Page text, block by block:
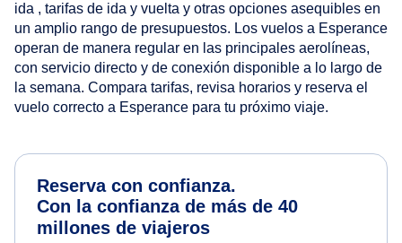
ida , tarifas de ida y vuelta y otras opciones asequibles en
un amplio rango de presupuestos. Los vuelos a Esperance
operan de manera regular en las principales aerolíneas,
con servicio directo y de conexión disponible a lo largo de
la semana. Compara tarifas, revisa horarios y reserva el
vuelo correcto a Esperance para tu próximo viaje.
Reserva con confianza.
Con la confianza de más de 40
millones de viajeros